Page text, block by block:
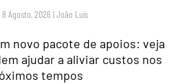
Agosto, 2026 |João Luís
novo pacote de apoios: veja
ajudar a aliviar custos nos
tempos